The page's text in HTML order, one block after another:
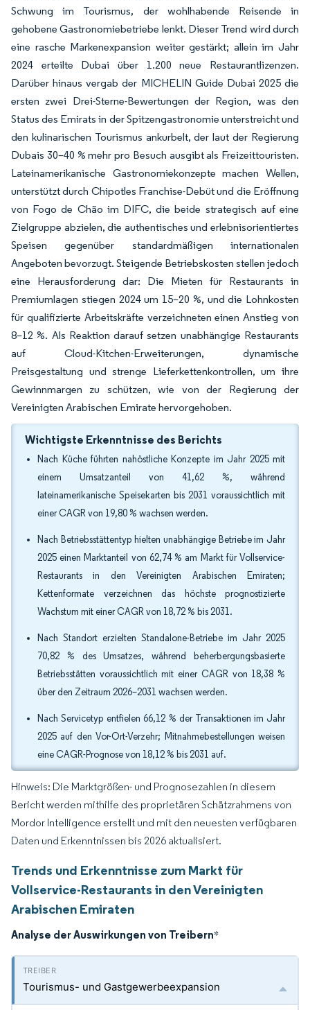
Schwung im Tourismus, der wohlhabende Reisende in
gehobene Gastronomiebetriebe lenkt. Dieser Trend wird durch
eine rasche Markenexpansion weiter gestärkt; allein im Jahr
2024 erteilte Dubai über 1.200 neue Restaurantlizenzen.
Darüber hinaus vergab der MICHELIN Guide Dubai 2025 die
ersten zwei Drei-Sterne-Bewertungen der Region, was den
Status des Emirats in der Spitzengastronomie unterstreicht und
den kulinarischen Tourismus ankurbelt, der laut der Regierung
Dubais 30–40 % mehr pro Besuch ausgibt als Freizeittouristen.
Lateinamerikanische Gastronomiekonzepte machen Wellen,
unterstützt durch Chipotles Franchise-Debüt und die Eröffnung
von Fogo de Chão im DIFC, die beide strategisch auf eine
Zielgruppe abzielen, die authentisches und erlebnisorientiertes
Speisen gegenüber standardmäßigen internationalen
Angeboten bevorzugt. Steigende Betriebskosten stellen jedoch
eine Herausforderung dar: Die Mieten für Restaurants in
Premiumlagen stiegen 2024 um 15–20 %, und die Lohnkosten
für qualifizierte Arbeitskräfte verzeichneten einen Anstieg von
8–12 %. Als Reaktion darauf setzen unabhängige Restaurants
auf Cloud-Kitchen-Erweiterungen, dynamische
Preisgestaltung und strenge Lieferkettenkontrollen, um ihre
Gewinnmargen zu schützen, wie von der Regierung der
Vereinigten Arabischen Emirate hervorgehoben.
Wichtigste Erkenntnisse des Berichts
Nach Küche führten nahöstliche Konzepte im Jahr 2025 mit
einem Umsatzanteil von 41,62 %, während
lateinamerikanische Speisekarten bis 2031 voraussichtlich mit
einer CAGR von 19,80 % wachsen werden.
Nach Betriebsstättentyp hielten unabhängige Betriebe im Jahr
2025 einen Marktanteil von 62,74 % am Markt für Vollservice-
Restaurants in den Vereinigten Arabischen Emiraten;
Kettenformate verzeichnen das höchste prognostizierte
Wachstum mit einer CAGR von 18,72 % bis 2031.
Nach Standort erzielten Standalone-Betriebe im Jahr 2025
70,82 % des Umsatzes, während beherbergungsbasierte
Betriebsstätten voraussichtlich mit einer CAGR von 18,38 %
über den Zeitraum 2026–2031 wachsen werden.
Nach Servicetyp entfielen 66,12 % der Transaktionen im Jahr
2025 auf den Vor-Ort-Verzehr; Mitnahmebestellungen weisen
eine CAGR-Prognose von 18,12 % bis 2031 auf.
Hinweis: Die Marktgrößen- und Prognosezahlen in diesem
Bericht werden mithilfe des proprietären Schätzrahmens von
Mordor Intelligence erstellt und mit den neuesten verfügbaren
Daten und Erkenntnissen bis 2026 aktualisiert.
Trends und Erkenntnisse zum Markt für
Vollservice-Restaurants in den Vereinigten
Arabischen Emiraten
Analyse der Auswirkungen von Treibern*
Tourismus- und Gastgewerbeexpansion